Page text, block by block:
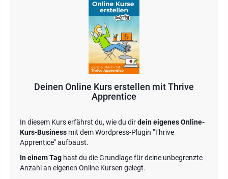
Deinen Online Kurs erstellen mit Thrive
Apprentice
In diesem Kurs erfährst du, wie du dirdein eigenes Online-
Kurs-Business mit dem Wordpress-Plugin "Thrive
Apprentice" aufbaust.
In einem Tag hast du die Grundlage für deine unbegrenzte
Anzahl an eigenen Online Kursen gelegt.